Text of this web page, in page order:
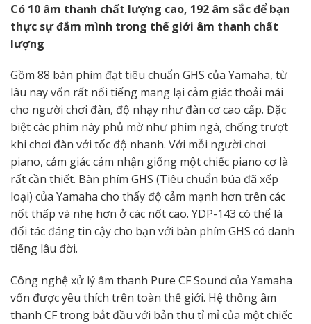
Có 10 âm thanh chất lượng cao, 192 âm sắc để bạn
thực sự đắm mình trong thế giới âm thanh chất
lượng
Gồm 88 bàn phím đạt tiêu chuẩn GHS của Yamaha, từ
lâu nay vốn rất nổi tiếng mang lại cảm giác thoải mái
cho người chơi đàn, độ nhạy như đàn cơ cao cấp. Đặc
biệt các phím này phủ mờ như phím ngà, chống trượt
khi chơi đàn với tốc độ nhanh. Với mỗi người chơi
piano, cảm giác cảm nhận giống một chiếc piano cơ là
rất cần thiết. Bàn phím GHS (Tiêu chuẩn búa đã xếp
loại) của Yamaha cho thấy độ cảm mạnh hơn trên các
nốt thấp và nhẹ hơn ở các nốt cao. YDP-143 có thể là
đối tác đáng tin cậy cho bạn với bàn phím GHS có danh
tiếng lâu đời.
Công nghệ xử lý âm thanh Pure CF Sound của Yamaha
vốn được yêu thích trên toàn thế giới. Hệ thống âm
thanh CF trong bắt đầu với bản thu tỉ mỉ của một chiếc